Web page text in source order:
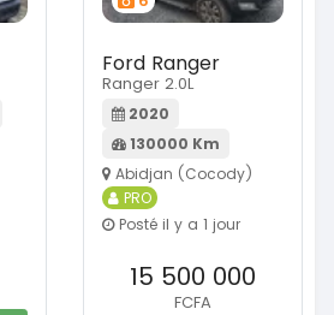
Ford Ranger
Ranger 2.0L
2020
130000 Km
Abidjan (Cocody)
PRO
Posté il y a 1 jour
15 500 000
FCFA